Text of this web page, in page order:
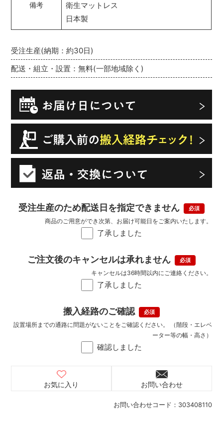
お問い合わせコード： 303408110
受注生産(納期：約30日)
配送・組立・設置：無料(一部地域除く)
受注生産のため配送日を指定できません
了承しました
商品のご用意ができ次第、お届け可能日をご案内いたします。
ご注文後のキャンセルは承れません
了承しました
キャンセルは36時間以内にご連絡ください。
搬入経路のご確認
確認しました
設置場所までの通路に問題がないことをご確認ください。 （階段・エレベ
ーター等の幅・高さ）
お気に入り お問い合わせ
備考
衛生マットレス
日本製